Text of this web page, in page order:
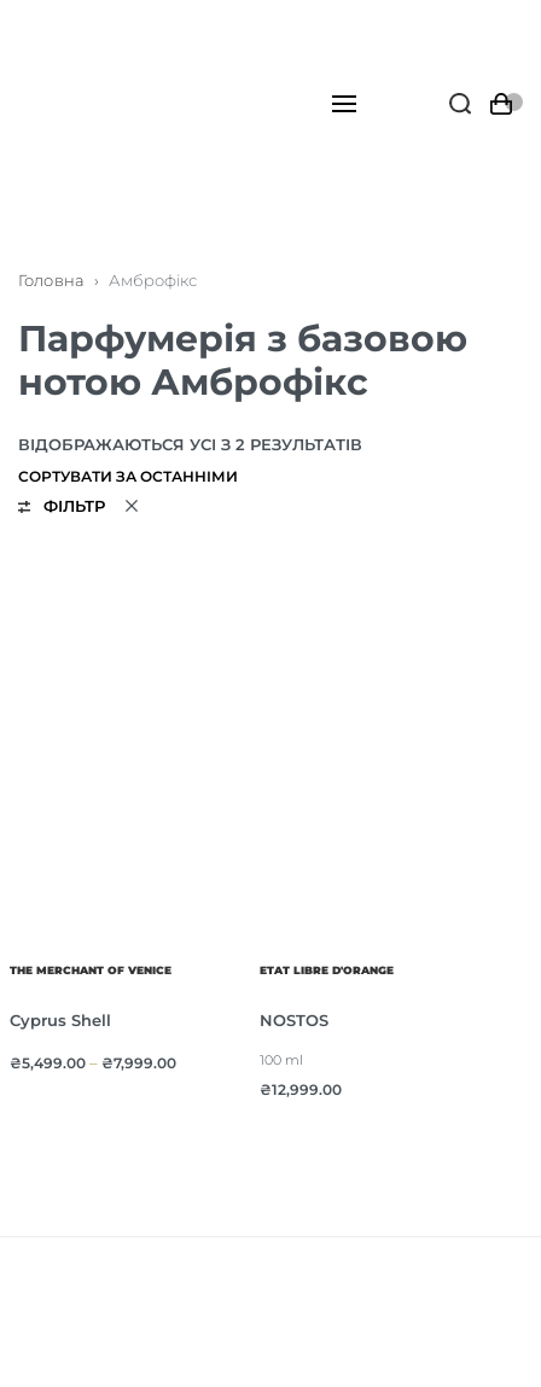
Головна › Амброфікс
Парфумерія з базовою
нотою Амброфікс
ВІДОБРАЖАЮТЬСЯ УСІ З 2 РЕЗУЛЬТАТІВ
ФІЛЬТР
THE MERCHANT OF VENICE
Cyprus Shell
₴5,499.00– ₴7,999.00
ETAT LIBRE D'ORANGE
NOSTOS
100 ml
₴12,999.00